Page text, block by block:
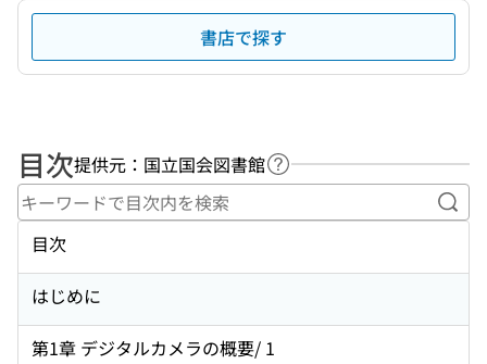
書店で探す
目次提供元：国立国会図書館 ヘルプページへのリンク
キ
目次
はじめに
第1章 デジタルカメラの概要/ 1